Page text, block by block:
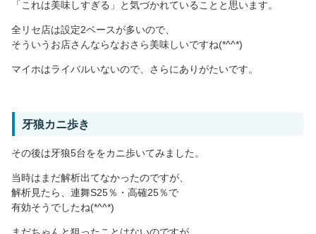
「これは美味しすぎる」と気づかれていることと思います。
全リセ店は設定2ベースが多いので、
そういうお店さんならなおさら美味しいですね(*^^*)
マイホはライバルいないので、さらにありがたいです。
牙狼カニ歩き
その後は牙狼5台ををカニ歩いてみました。
当時はまだ解析出てなかったのですが、
解析見たら、連舞S25％・高確25％で
有効そうでしたね(*^^*)